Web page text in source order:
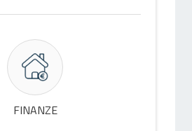
FINANZE